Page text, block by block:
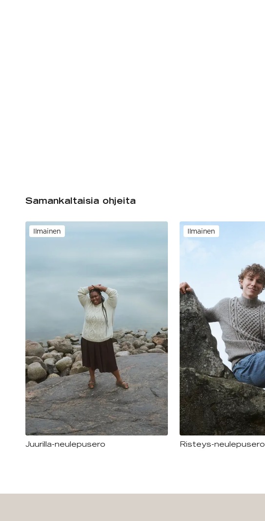
Samankaltaisia ohjeita
Ilmainen
Juurilla-neulepusero
Ilmainen
Risteys-neulepusero